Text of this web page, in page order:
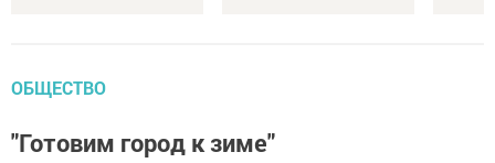
ОБЩЕСТВО
"Готовим город к зиме"